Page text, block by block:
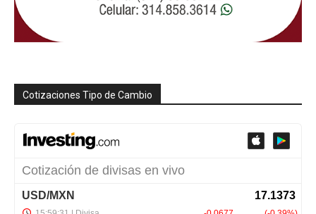
Cotizaciones Tipo de Cambio